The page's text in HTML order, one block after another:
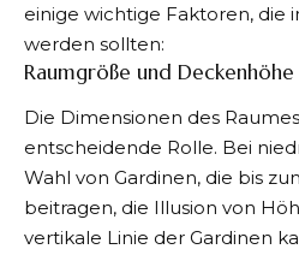
einige wichtige Faktoren, die
werden sollten:
Raumgröße und
Die Dimensionen des
entscheidende Rolle. Bei
Wahl von Gardinen, die bis
beitragen, die Illusion von
vertikale Linie der Gardinen